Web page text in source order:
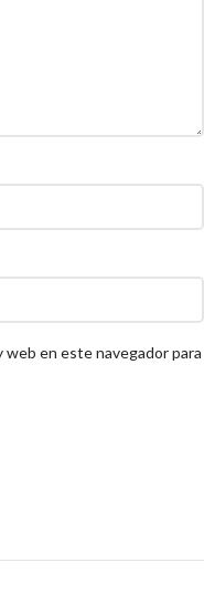
en este navegador para